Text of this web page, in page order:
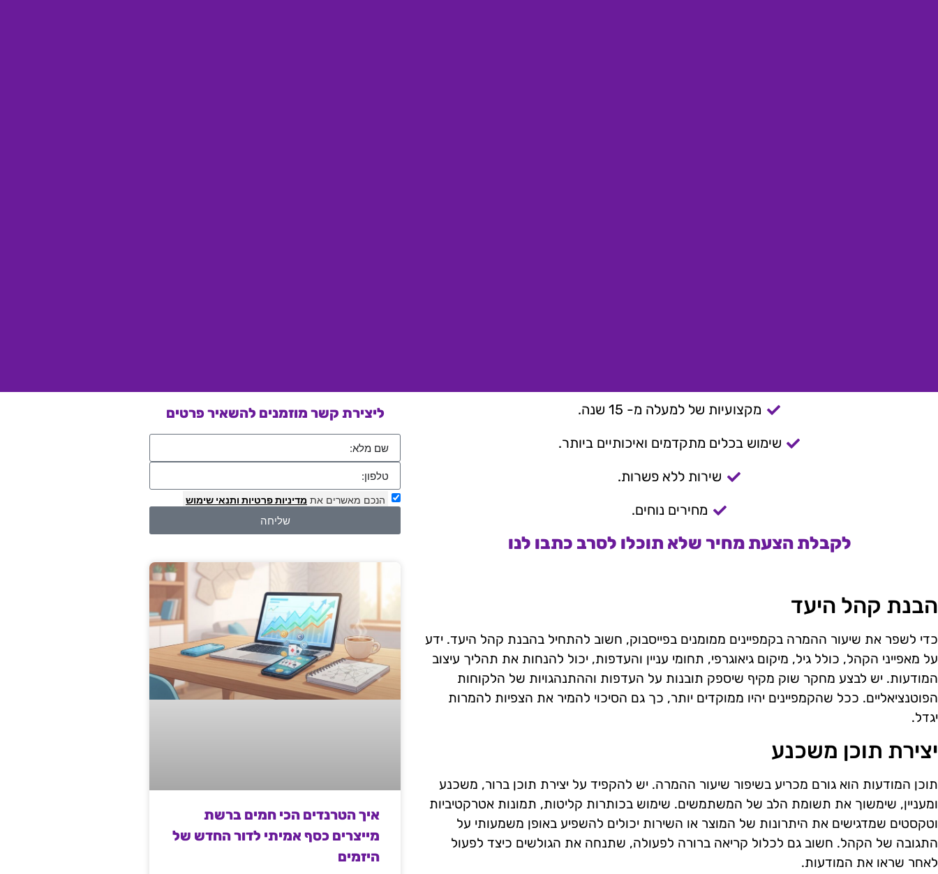
מקצועיות של למעלה מ- 15 שנה.
שימוש בכלים מתקדמים ואיכותיים ביותר.
שירות ללא פשרות.
מחירים נוחים.
לקבלת הצעת מחיר שלא תוכלו לסרב כתבו לנו
הבנת קהל היעד
כדי לשפר את שיעור ההמרה בקמפיינים ממומנים בפייסבוק, חשוב להתחיל בהבנת קהל היעד. ידע
על מאפייני הקהל, כולל גיל, מיקום גיאוגרפי, תחומי עניין והעדפות, יכול להנחות את תהליך עיצוב
המודעות. יש לבצע מחקר שוק מקיף שיספק תובנות על העדפות וההתנהגויות של הלקוחות
הפוטנציאליים. ככל שהקמפיינים יהיו ממוקדים יותר, כך גם הסיכוי להמיר את הצפיות להמרות
יגדל.
יצירת תוכן משכנע
תוכן המודעות הוא גורם מכריע בשיפור שיעור ההמרה. יש להקפיד על יצירת תוכן ברור, משכנע
ומעניין, שימשוך את תשומת הלב של המשתמשים. שימוש בכותרות קליטות, תמונות אטרקטיביות
וטקסטים שמדגישים את היתרונות של המוצר או השירות יכולים להשפיע באופן משמעותי על
התגובה של הקהל. חשוב גם לכלול קריאה ברורה לפעולה, שתנחה את הגולשים כיצד לפעול
לאחר שראו את המודעות.
ליצירת קשר מוזמנים להשאיר פרטים
הנכם מאשרים את מדיניות פרטיות ותנאי שימוש
שליחה
איך הטרנדים הכי חמים ברשת
מייצרים כסף אמיתי לדור החדש של
היזמים